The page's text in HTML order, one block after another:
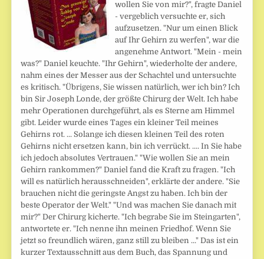
wollen Sie von mir?", fragte Daniel
- vergeblich versuchte er, sich
aufzusetzen. "Nur um einen Blick
auf Ihr Gehirn zu werfen", war die
angenehme Antwort. "Mein - mein
was?" Daniel keuchte. "Ihr Gehirn", wiederholte der andere,
nahm eines der Messer aus der Schachtel und untersuchte
es kritisch. "Übrigens, Sie wissen natürlich, wer ich bin? Ich
bin Sir Joseph Londe, der größte Chirurg der Welt. Ich habe
mehr Operationen durchgeführt, als es Sterne am Himmel
gibt. Leider wurde eines Tages ein kleiner Teil meines
Gehirns rot. ... Solange ich diesen kleinen Teil des roten
Gehirns nicht ersetzen kann, bin ich verrückt. .... In Sie habe
ich jedoch absolutes Vertrauen." "Wie wollen Sie an mein
Gehirn rankommen?" Daniel fand die Kraft zu fragen. "Ich
will es natürlich herausschneiden", erklärte der andere. "Sie
brauchen nicht die geringste Angst zu haben. Ich bin der
beste Operator der Welt." "Und was machen Sie danach mit
mir?" Der Chirurg kicherte. "Ich begrabe Sie im Steingarten",
antwortete er. "Ich nenne ihn meinen Friedhof. Wenn Sie
jetzt so freundlich wären, ganz still zu bleiben ..." Das ist ein
kurzer Textausschnitt aus dem Buch, das Spannung und